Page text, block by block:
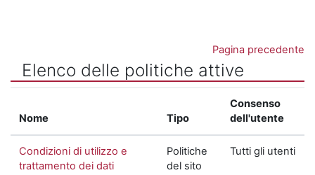
Pagina precedente
Elenco delle politiche attive
Nome Tipo
Consenso
dell'utente
Condizioni di utilizzo e
trattamento dei dati
Politiche
del sito
Tutti gli utenti